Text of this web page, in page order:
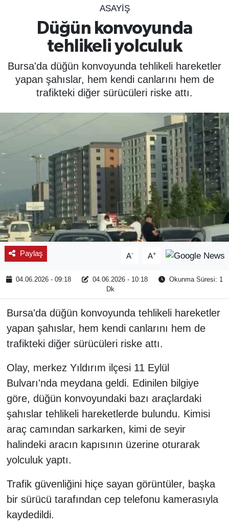
ASAYIŞ
Düğün konvoyunda
tehlikeli yolculuk
Bursa'da düğün konvoyunda tehlikeli hareketler
yapan şahıslar, hem kendi canlarını hem de
trafikteki diğer sürücüleri riske attı.
Paylaş A- A+
04.06.2026 - 09:18 04.06.2026 - 10:18
Okunma Süresi: 1
Dk
Bursa'da düğün konvoyunda tehlikeli hareketler
yapan şahıslar, hem kendi canlarını hem de
trafikteki diğer sürücüleri riske attı.
Olay, merkez Yıldırım ilçesi 11 Eylül
Bulvarı'nda meydana geldi. Edinilen bilgiye
göre, düğün konvoyundaki bazı araçlardaki
şahıslar tehlikeli hareketlerde bulundu. Kimisi
araç camından sarkarken, kimi de seyir
halindeki aracın kapısının üzerine oturarak
yolculuk yaptı.
Trafik güvenliğini hiçe sayan görüntüler, başka
bir sürücü tarafından cep telefonu kamerasıyla
kaydedildi.
ÇEVRE
YAŞAM
BİLİM - TEKNOLOJİ
KADIN
KÜLTÜR SANAT
MAGAZİN